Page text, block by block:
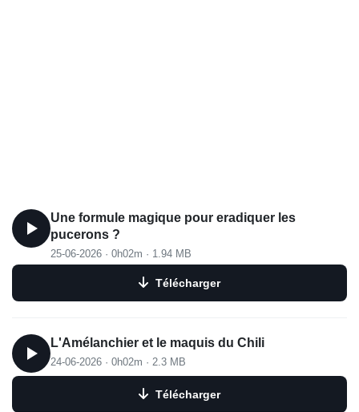
Une formule magique pour eradiquer les
pucerons ?
25-06-2026 · 0h02m · 1.94 MB
Télécharger
L'Amélanchier et le maquis du Chili
24-06-2026 · 0h02m · 2.3 MB
Télécharger